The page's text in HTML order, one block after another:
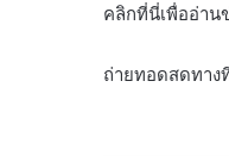
คลิกที่นี่เพื่ออ่าน
ถ่ายทอดสดทาง